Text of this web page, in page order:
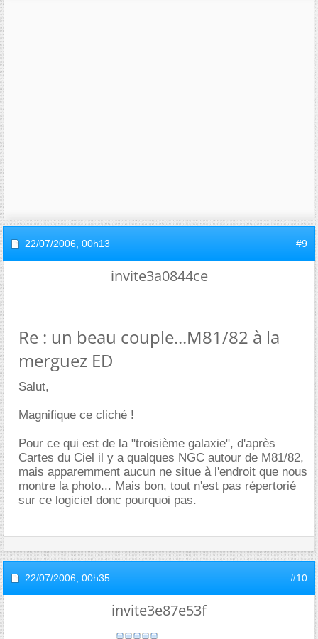
22/07/2006, 00h13 #9
invite3a0844ce
Re : un beau couple...M81/82 à la
merguez ED
Salut,
Magnifique ce cliché !
Pour ce qui est de la "troisième galaxie", d'après
Cartes du Ciel il y a qualques NGC autour de M81/82,
mais apparemment aucun ne situe à l'endroit que nous
montre la photo... Mais bon, tout n'est pas répertorié
sur ce logiciel donc pourquoi pas.
22/07/2006, 00h35 #10
invite3e87e53f